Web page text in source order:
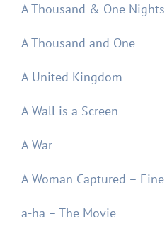
A Thousand & One Nights
A Thousand and One
A United Kingdom
A Wall is a Screen
A War
A Woman Captured –
a-ha – The Movie